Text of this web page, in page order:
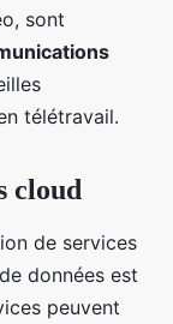
sont
télétravail.
cloud
de services
données est
peuvent